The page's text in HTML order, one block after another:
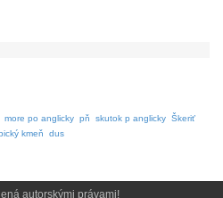
more po anglicky pň skutok p anglicky Škeriť
kmeň dus
autorskými právami!